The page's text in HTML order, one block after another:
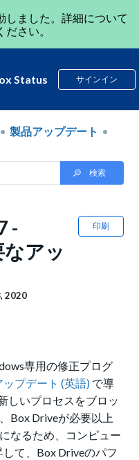
しました。詳細について
ださい。
Status サインイン
製品アップデート
印刷
-
アッ
2020
専用の修正プログ
プデート (英語) で導
しいプロセスをブロッ
Box Driveが必要以上
なるため、コンピュー
て、Box Driveのパフ